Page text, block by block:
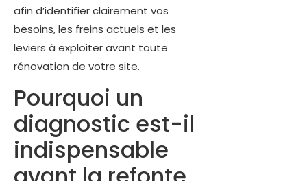
afin d’identifier clairement vos
besoins, les freins actuels et les
leviers à exploiter avant toute
rénovation de votre site.
Pourquoi un
diagnostic est-il
indispensable